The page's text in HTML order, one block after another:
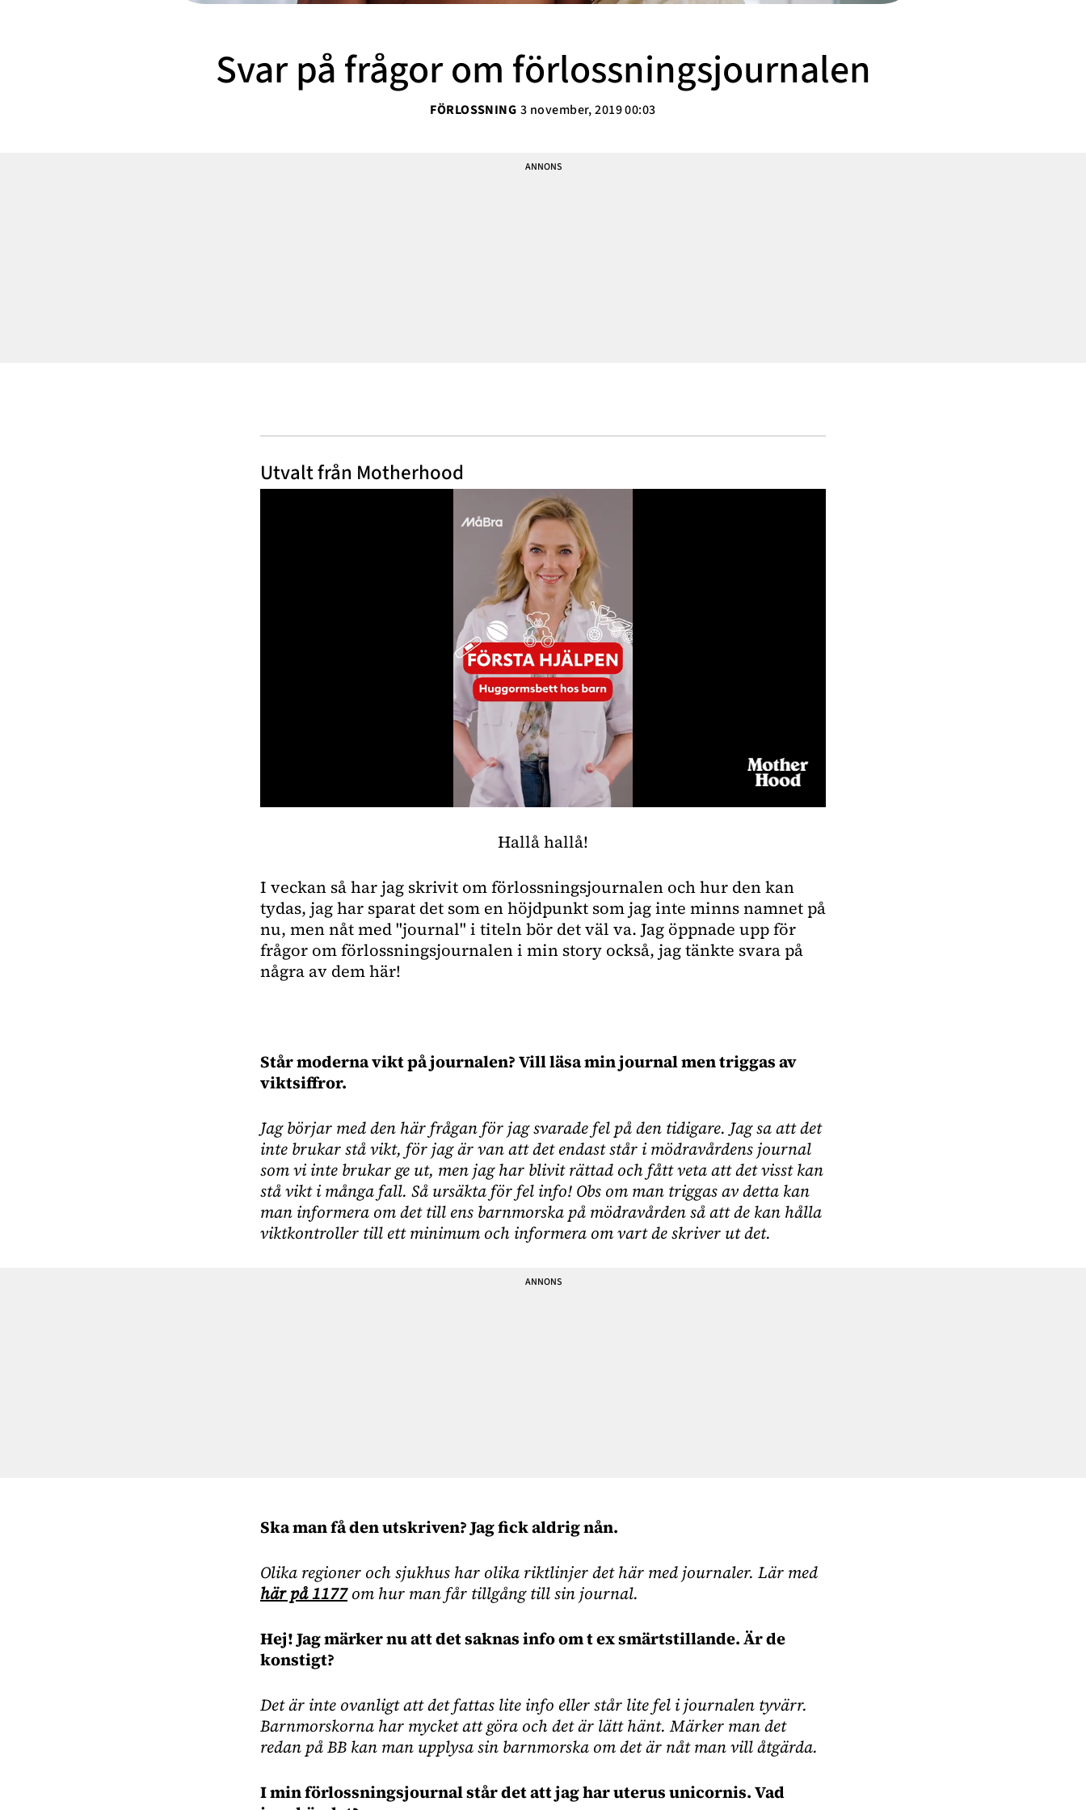
Sarah Delshad
Elisabeth Lindroth
Paulina Gunnardo
Josefin Hulldin
Svar på frågor om förlossningsjournalen
FÖRLOSSNING 3 november, 2019 00:03
Utvalt från Motherhood
secondsVolume
0%
Hallå hallå!
I veckan så har jag skrivit om förlossningsjournalen och hur den kan
tydas, jag har sparat det som en höjdpunkt som jag inte minns namnet på
nu, men nåt med "journal" i titeln bör det väl va. Jag öppnade upp för
frågor om förlossningsjournalen i min story också, jag tänkte svara på
några av dem här!
Står moderna vikt på journalen? Vill läsa min journal men triggas av
viktsiffror.
Jag börjar med den här frågan för jag svarade fel på den tidigare. Jag sa att det
inte brukar stå vikt, för jag är van att det endast står i mödravårdens journal
som vi inte brukar ge ut, men jag har blivit rättad och fått veta att det visst kan
stå vikt i många fall. Så ursäkta för fel info! Obs om man triggas av detta kan
man informera om det till ens barnmorska på mödravården så att de kan hålla
viktkontroller till ett minimum och informera om vart de skriver ut det.
Ska man få den utskriven? Jag fick aldrig nån.
Olika regioner och sjukhus har olika riktlinjer det här med journaler. Lär med
här på 1177om hur man får tillgång till sin journal.
Hej! Jag märker nu att det saknas info om t ex smärtstillande. Är de
konstigt?
Det är inte ovanligt att det fattas lite info eller står lite fel i journalen tyvärr.
Barnmorskorna har mycket att göra och det är lätt hänt. Märker man det
redan på BB kan man upplysa sin barnmorska om det är nåt man vill åtgärda.
I min förlossningsjournal står det att jag har uterus unicornis. Vad